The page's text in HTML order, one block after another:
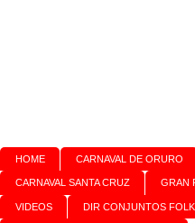
HOME CARNAVAL DE ORURO
CARNAVAL SANTA CRUZ GRAN
VIDEOS DIR CONJUNTOS